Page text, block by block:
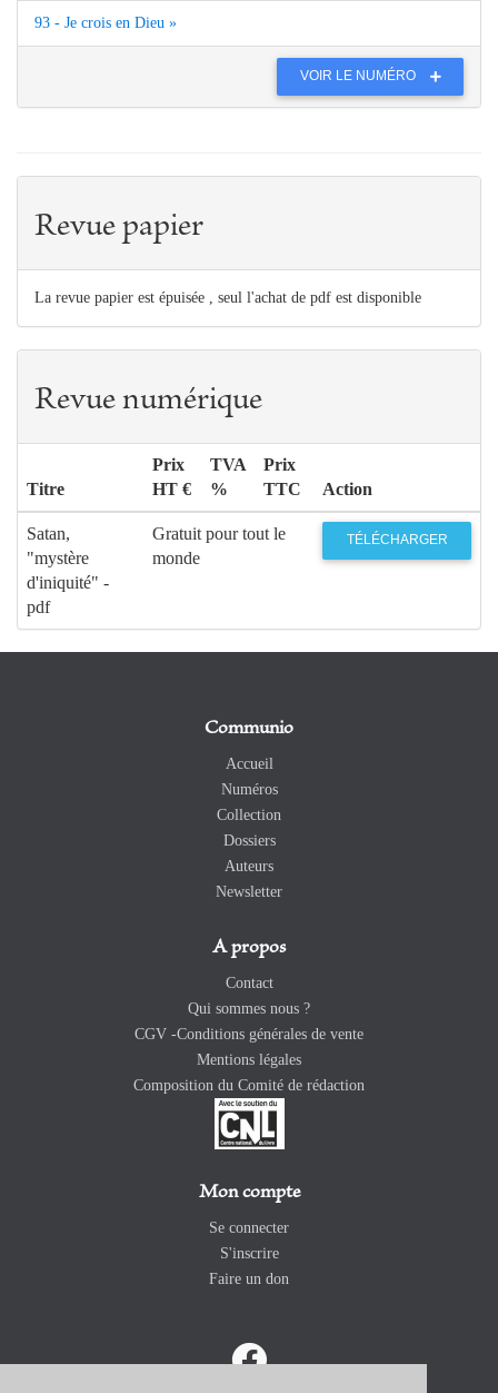
93 - Je crois en Dieu »
VOIR LE NUMÉRO
Revue papier
La revue papier est épuisée , seul l'achat de pdf est disponible
Revue numérique
Titre
Prix
HT €
TVA
%
Prix
TTC
Action
Satan,
"mystère
d'iniquité" -
pdf
Gratuit pour tout le
monde
TÉLÉCHARGER
Communio
Accueil
Numéros
Collection
Dossiers
Auteurs
Newsletter
A propos
Contact
Qui sommes nous ?
CGV -Conditions générales de vente
Mentions légales
Composition du Comité de rédaction
Mon compte
Se connecter
S'inscrire
Faire un don